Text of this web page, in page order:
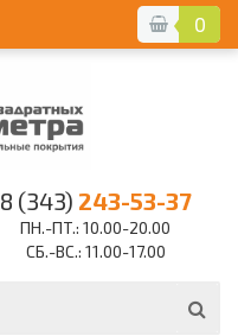
0
8 (343) 243-53-37
ПН.-ПТ.: 10.00-20.00
СБ.-ВС.: 11.00-17.00